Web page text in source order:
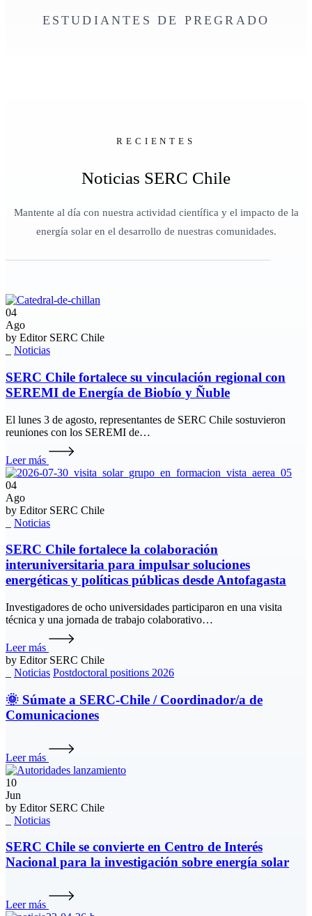
ESTUDIANTES DE PREGRADO
RECIENTES
Noticias SERC Chile
Mantente al día con nuestra actividad científica y el impacto de la
energía solar en el desarrollo de nuestras comunidades.
04
Ago
by Editor SERC Chile
Noticias
SERC Chile fortalece su vinculación regional con
SEREMI de Energía de Biobío y Ñuble
El lunes 3 de agosto, representantes de SERC Chile sostuvieron
reuniones con los SEREMI de…
Leer más
04
Ago
by Editor SERC Chile
Noticias
SERC Chile fortalece la colaboración
interuniversitaria para impulsar soluciones
energéticas y políticas públicas desde Antofagasta
Investigadores de ocho universidades participaron en una visita
técnica y una jornada de trabajo colaborativo…
Leer más
by Editor SERC Chile
Noticias Postdoctoral positions 2026
🌞 Súmate a SERC-Chile / Coordinador/a de
Comunicaciones
Leer más
10
Jun
by Editor SERC Chile
Noticias
SERC Chile se convierte en Centro de Interés
Nacional para la investigación sobre energía solar
Leer más